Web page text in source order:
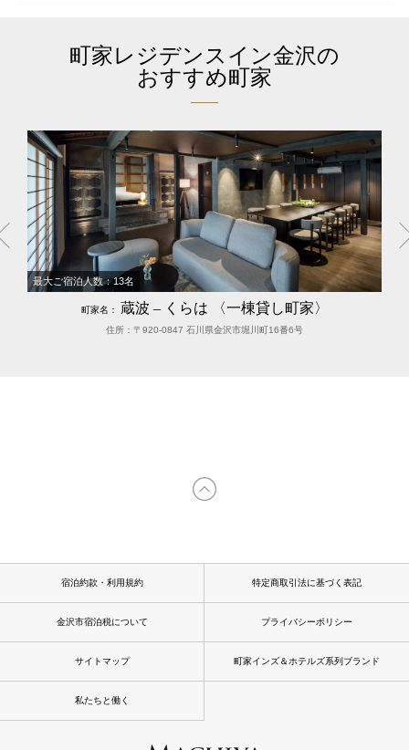
町家レジデンスイン金沢の
おすすめ町家
最大ご宿泊人数：13名
町家名： 蔵波 – くらは 〈一棟貸し町家〉
住所：〒920-0847 石川県金沢市堀川町16番6号
宿泊約款・利用規約 特定商取引法に基づく表記
金沢市宿泊税について プライバシーポリシー
サイトマップ 町家インズ＆ホテルズ系列ブランド
私たちと働く